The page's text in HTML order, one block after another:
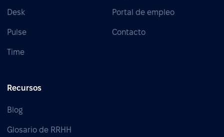
Desk
Pulse
Time
Portal de empleo
Contacto
Recursos
Blog
Glosario de RRHH